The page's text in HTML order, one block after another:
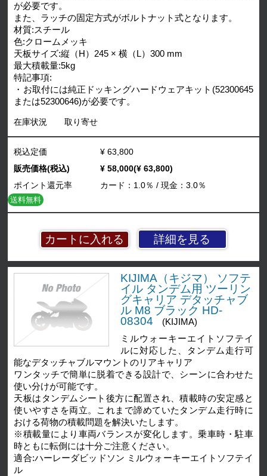
が必要です。
また、ラッチの固定方式がボルトナット式となります。
材質:スチール
色:クロームメッキ
天板サイズ:縦（H）245 × 横（L）300 mm
最大積載量:5kg
特記事項:
・お取付には純正ドッキングハードウェアキット(52300645
または52300646)が必要です。
在庫状況 取り寄せ
詳細を見る
税込定価
¥ 63,800
販売価格(税込)
¥ 58,000(¥ 63,800)
ポイント還元率
カード：1.0％ / 現金：3.0％
送料無料
KIJIMA（キジマ） ソフテ
イル タンデム用 ツーリン
グキャリア デタッチャブ
ル M8 ブラック HD-
08304
(KIJIMA)
ミルウォーキーエイトソフテイ
ルに対応した、タンデム走行可
能なデタッチャブルマウントのリアキャリア
ワンタッチで簡単に脱着できる設計で、シーンに合わせた
使い分けが可能です。
天板はタンデムシート後方に配置され、積載時の安定感と
使いやすさを両立。これまで諦めていたタンデム走行時に
おける荷物の積載問題を解決いたします。
※積載量により車両バランスが変化します。乗車時・駐車
時ともに転倒には十分ご注意ください。
適合:ハーレーダビッドソン ミルウォーキーエイトソフテイ
ル